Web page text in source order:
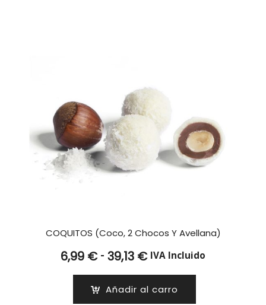
COQUITOS (Coco, 2 Chocos Y Avellana)
6,99 € - 39,13 €Rango
precios:
desde
IVA Incluido
Añadir al carro